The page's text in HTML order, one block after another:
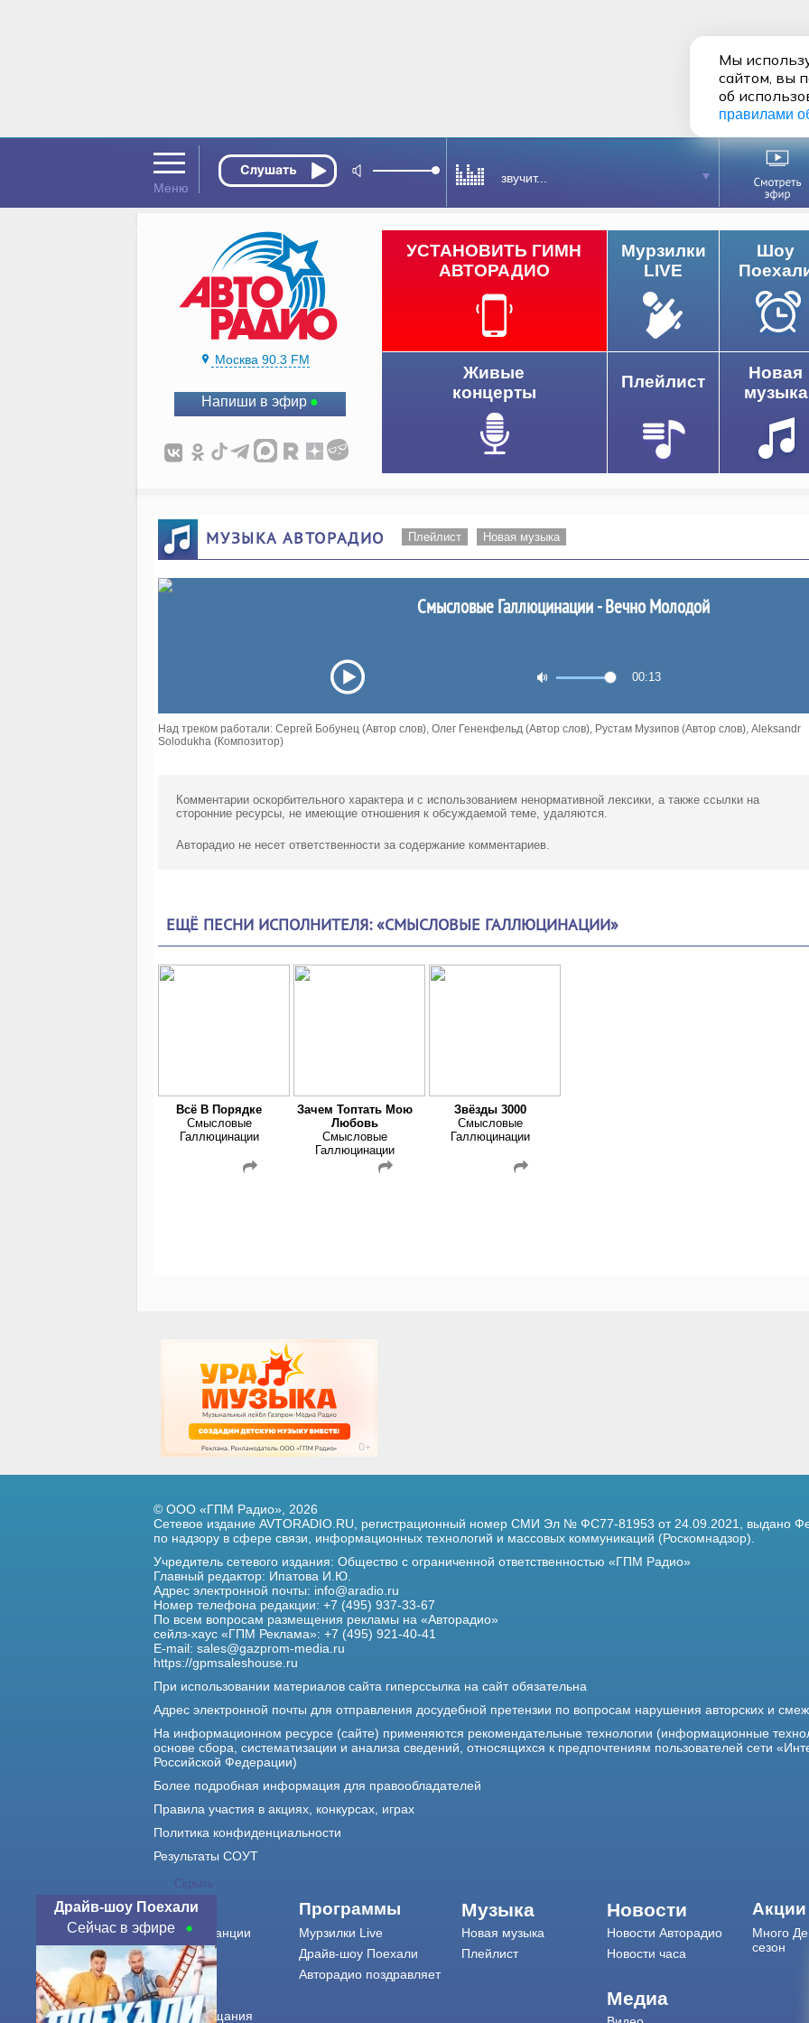
звучит...
Москва 90.3 FM
Напиши в эфир
УСТАНОВИТЬ ГИМН
АВТОРАДИО
Мурзилки
LIVE
Шоу
Живые
концерты
Плейлист
Новая
музыка
МУЗЫКА АВТОРАДИО Плейлист Новая музыка
Смысловые Галлюцинации - Вечно Молодой
00:13
Над треком работали: Сергей Бобунец (Автор слов), Олег Гененфельд (Автор слов), Рустам Музипов (Автор слов), Aleksandr
Solodukha (Композитор)
Комментарии оскорбительного характера и с использованием ненормативной лексики,а также ссылки на
сторонние ресурсы, не имеющие отношения к обсуждаемой теме, удаляются.
Авторадио не несет ответственности за содержание комментариев.
ЕЩЁ ПЕСНИ ИСПОЛНИТЕЛЯ: «СМЫСЛОВЫЕ ГАЛЛЮЦИНАЦИИ»
Всё В Порядке
Смысловые
Галлюцинации
Зачем Топтать Мою
Любовь
Смысловые
Галлюцинации
Звёзды 3000
Смысловые
Галлюцинации
Скрыть
Драйв-шоу Поехали
Сейчас в эфире
© ООО «ГПМ Радио», 2026
Сетевое издание AVTORADIO.RU, регистрационный номер СМИ Эл № ФС77-81953 от 24.09.2021,
выдано
по надзору в сфере связи,
информационных технологий и массовых коммуникаций (Роскомнадзор).
Учредитель сетевого издания: Общество с ограниченной ответственностью «ГПМ Радио»
Главный редактор: Ипатова И.Ю.
Адрес электронной почты: info@aradio.ru
Номер телефона редакции: +7 (495) 937-33-67
По всем вопросам размещения рекламы на «Авторадио»
сейлз-хаус «ГПМ Реклама»: +7 (495) 921-40-41
E-mail: sales@gazprom-media.ru
https://gpmsaleshouse.ru
При использовании материалов сайта гиперссылка на сайт обязательна
Адрес электронной почты для отправления досудебной претензии по вопросам нарушения авторских и
На информационном ресурсе (сайте) применяются рекомендательные технологии (информационные
основе сбора, систематизации и анализа сведений, относящихся к предпочтениям пользователей сети
Российской Федерации)
Более подробная информация для правообладателей
Правила участия в акциях, конкурсах, играх
Политика конфиденциальности
Результаты СОУТ
О нас
О радиостанции
Команда
Контакты
Реклама
Города вещания
Программы
Мурзилки Live
Драйв-шоу Поехали
Авторадио поздравляет
Музыка
Новая музыка
Плейлист
Новости
Новости Авторадио
Новости часа
Медиа
Много
сезон
Мы
сайтом, вы
об
правилами